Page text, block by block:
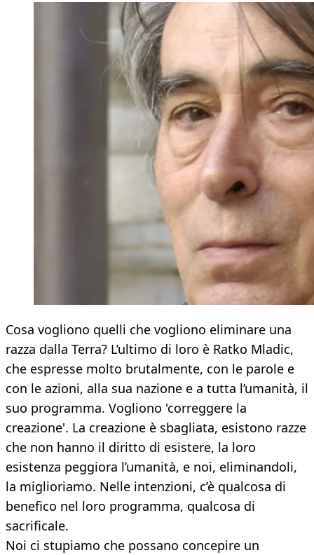
Cosa vogliono quelli che vogliono eliminare una
razza dalla Terra? L’ultimo di loro è Ratko Mladic,
che espresse molto brutalmente, con le parole e
con le azioni, alla sua nazione e a tutta l’umanità, il
suo programma. Vogliono 'correggere la
creazione'. La creazione è sbagliata, esistono razze
che non hanno il diritto di esistere, la loro
esistenza peggiora l’umanità, e noi, eliminandoli,
la miglioriamo. Nelle intenzioni, c’è qualcosa di
benefico nel loro programma, qualcosa di
sacrificale.
Noi ci stupiamo che possano concepire un